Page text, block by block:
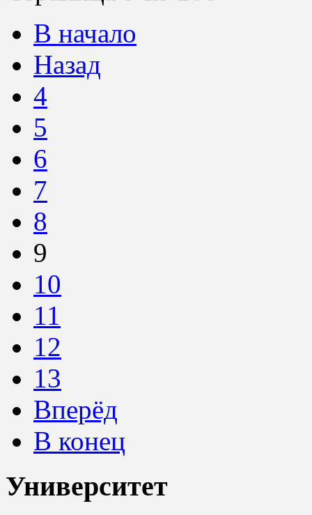
В начало
Назад
4
5
6
7
8
9
10
11
12
13
Вперёд
В конец
Университет